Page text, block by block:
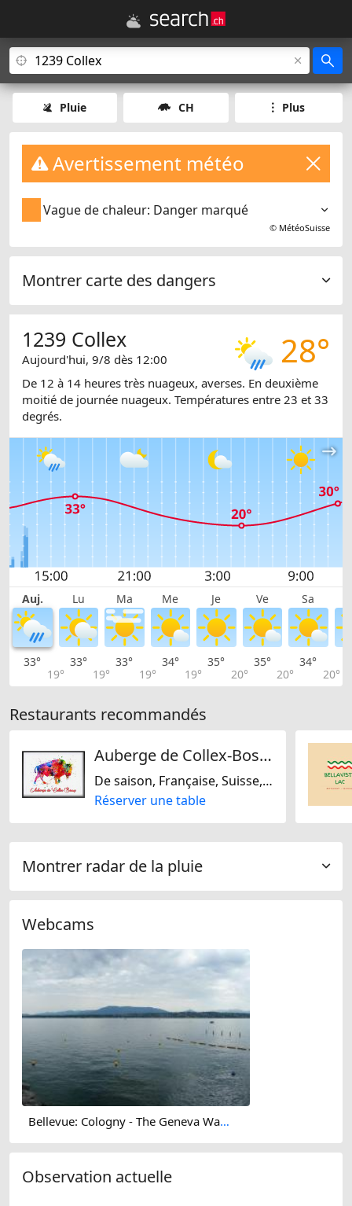
Pluie CH Plus
Avertissement météo
Vague de chaleur: Danger marqué
© MétéoSuisse
Montrer carte des dangers
28°
1239 Collex
Aujourd'hui, 9/8 dès 12:00
De 12 à 14 heures très nuageux, averses. En deuxième
moitié de journée nuageux. Températures entre 23 et 33
degrés.
Auj. Lu Ma Me Je Ve Sa
33°
19°
33°
19°
33°
19°
34°
19°
35°
20°
35°
20°
34°
20°
Restaurants recommandés
Auberge de Collex-Bossy
De saison, Française, Suisse, Internationale
Réserver une table
Montrer radar de la pluie
Webcams
Bellevue: Cologny - The Geneva Water Fountain - Geneva - Les Voirons - Salève - Le Môle - Lake Geneva - Mont Blanc
Observation actuelle